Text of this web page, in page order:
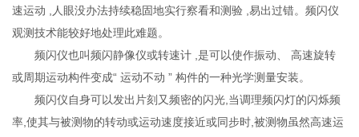
速运动 ,人眼没办法持续稳固地实行察看和测验 ,易出过错。频闪仪
观测技术能较好地处理此难题。
频闪仪也叫频闪静像仪或转速计 ,是可以使作振动、 高速旋转
或周期运动构件变成“ 运动不动 ” 构件的一种光学测量安装。
频闪仪自身可以发出片刻又频密的闪光,当调理频闪灯的闪烁频
率,使其与被测物的转动或运动速度接近或同步时,被测物虽然高速运